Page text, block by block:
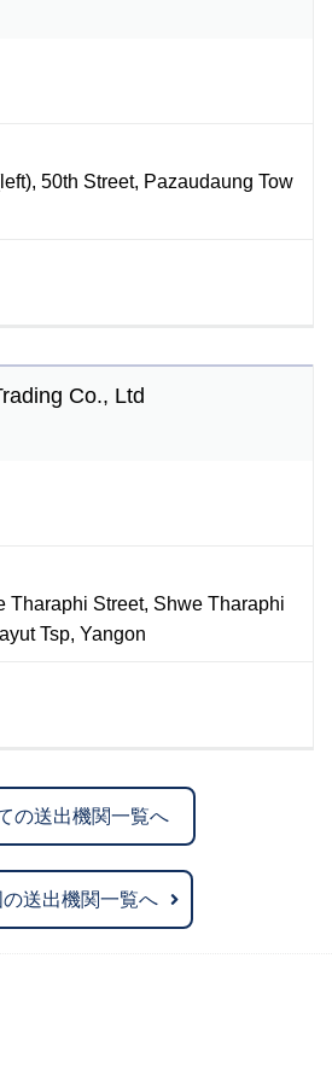
50th Street, Pazaudaung Tow
Co., Ltd
Tharaphi Street, Shwe Tharaphi
Tsp, Yangon
の送出機関一覧へ
の送出機関一覧へ